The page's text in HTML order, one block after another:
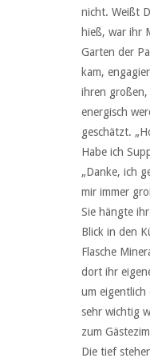
nicht. Weißt
hieß, war ihr
Garten der
kam,
ihren großen,
energisch
geschätzt.
Habe ich
„Danke, ich
mir immer
Sie hängte
Blick in den
Flasche
dort ihr
um eigentlich
sehr wichtig
zum
Die tief